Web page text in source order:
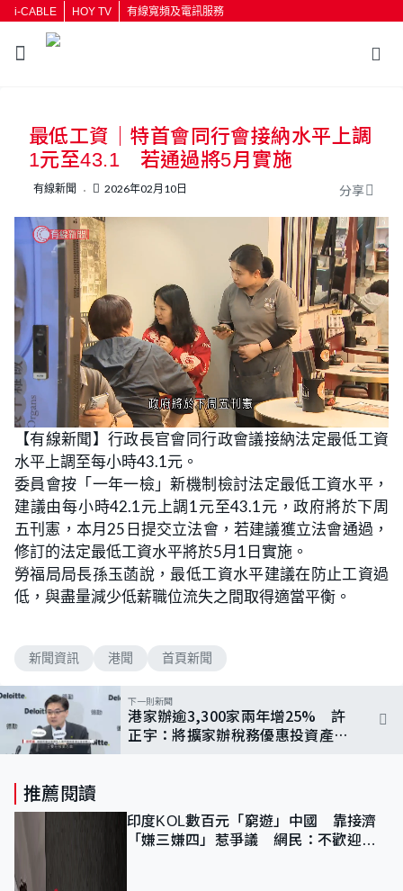
i-CABLE HOY TV 有線寬頻及電訊服務
按輸入鍵開始搜尋
最低工資｜特首會同行會接納水平上調
1元至43.1 若通過將5月實施
有線新聞 2026年02月10日 分享
U
n
m
t
e
L
o
a
d
e
d
5
.
0
0
%
【有線新聞】行政長官會同行政會議接納法定最低工資
水平上調至每小時43.1元。
委員會按「一年一檢」新機制檢討法定最低工資水平，
建議由每小時42.1元上調1元至43.1元，政府將於下周
五刊憲，本月25日提交立法會，若建議獲立法會通過，
修訂的法定最低工資水平將於5月1日實施。
勞福局局長孫玉菡說，最低工資水平建議在防止工資過
低，與盡量減少低薪職位流失之間取得適當平衡。
新聞資訊 港聞 首頁新聞
下一則新聞
港家辦逾3,300家兩年增25% 許
正宇：將擴家辦稅務優惠投資產品
推薦閱讀
印度KOL數百元「窮遊」中國 靠接濟
「嫌三嫌四」惹爭議 網民：不歡迎劣